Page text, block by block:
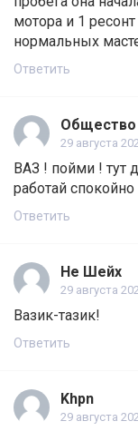
мотора и 1
нормальных
Ответить
Общество
29 августа
ВАЗ ! пойми ! тут
работай
Ответить
Не Шейх
29 августа
Вазик-тазик!
Ответить
Khpn
29 августа